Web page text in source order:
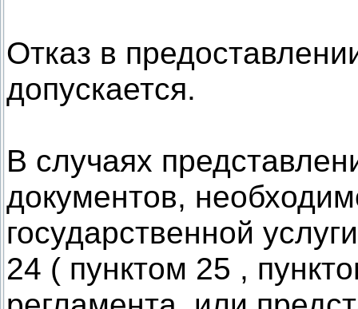
Отказ в
допускается.
В случаях
документов,
государственной
24 ( пунктом 25 ,